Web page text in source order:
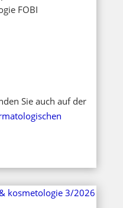
FOBI
Sie auch auf der